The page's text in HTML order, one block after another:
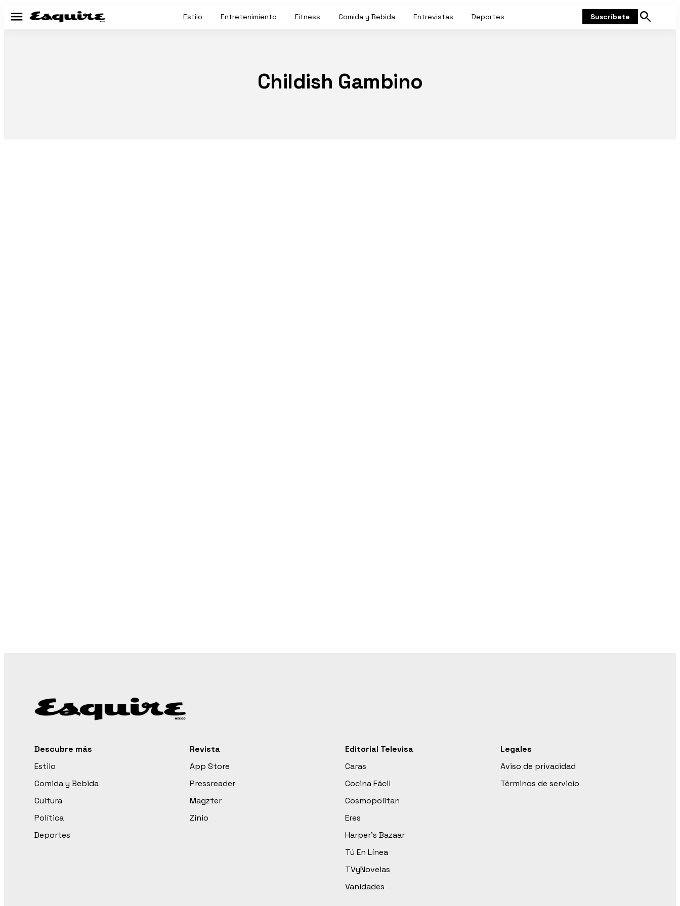
Menú Estilo Entretenimiento Fitness Comida y Bebida Entrevistas Deportes Suscríbete
Mostrar
Childish Gambino
Descubre más
Estilo
Comida y Bebida
Cultura
Política
Deportes
Revista
App Store
Pressreader
Magzter
Zinio
Editorial Televisa
Caras
Cocina Fácil
Cosmopolitan
Eres
Harper’s Bazaar
Tú En Línea
TVyNovelas
Vanidades
Legales
Aviso de privacidad
Términos de servicio